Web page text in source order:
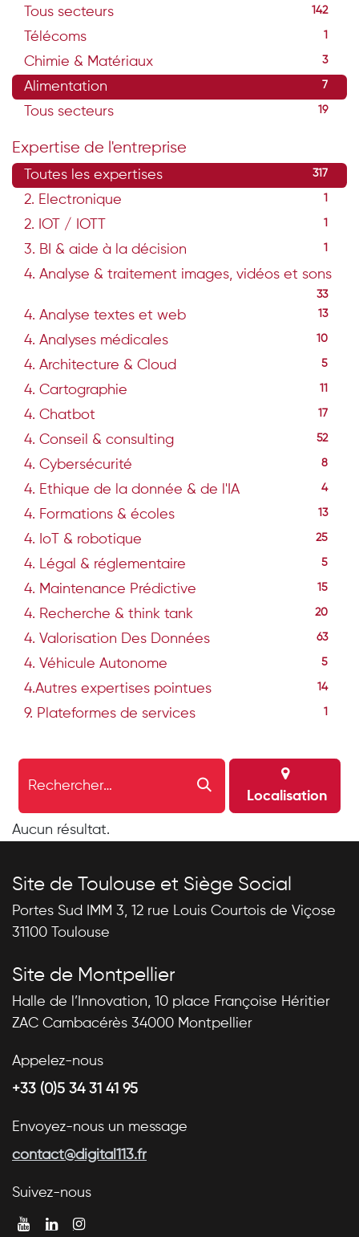
Tous secteurs 142
Télécoms 1
Chimie & Matériaux 3
Alimentation 7
Tous secteurs 19
Expertise de l'entreprise
Toutes les expertises 317
2. Electronique 1
2. IOT / IOTT 1
3. BI & aide à la décision 1
4. Analyse & traitement images, vidéos et sons
33
4. Analyse textes et web 13
4. Analyses médicales 10
4. Architecture & Cloud 5
4. Cartographie
4. Chatbot 17
4. Conseil & consulting 52
4. Cybersécurité 8
4. Ethique de la donnée & de l'IA 4
4. Formations & écoles 13
4. IoT & robotique 25
4. Légal & réglementaire 5
4. Maintenance Prédictive 15
4. Recherche & think tank 20
4. Valorisation Des Données 63
4. Véhicule Autonome 5
4.Autres expertises pointues 14
9. Plateformes de services
Localisation
Aucun résultat.
Site de Toulouse et Siège Social
Portes Sud IMM 3, 12 rue Louis Courtois de Viçose
31100 Toulouse
Site de Montpellier
Halle de l’Innovation, 10 place Françoise Héritier
ZAC Cambacérès 34000 Montpellier
Appelez-nous
+33 (0)5 34 31 41 95
Envoyez-nous un message
contact@digital113.fr
Suivez-nous